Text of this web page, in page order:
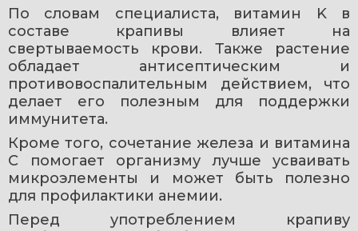
По словам специалиста, витамин K в
составе крапивы влияет на
свертываемость крови. Также растение
обладает антисептическим и
противовоспалительным действием, что
делает его полезным для поддержки
иммунитета.
Кроме того, сочетание железа и витамина
C помогает организму лучше усваивать
микроэлементы и может быть полезно
для профилактики анемии.
Перед употреблением крапиву